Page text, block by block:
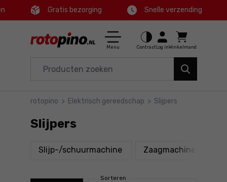
Ctrl
Hoofdmenu
Filters
Producten
Gratis bezorging Snelle verzending
Menu Contrast Log inWinkelmand
Huis en tuin
Aanbiedingen
rotopino > Elektrisch gereedschap > Slijpers
Slijpers
Slijp-/schuurmachine producten
Zaagmachines
Sorteren